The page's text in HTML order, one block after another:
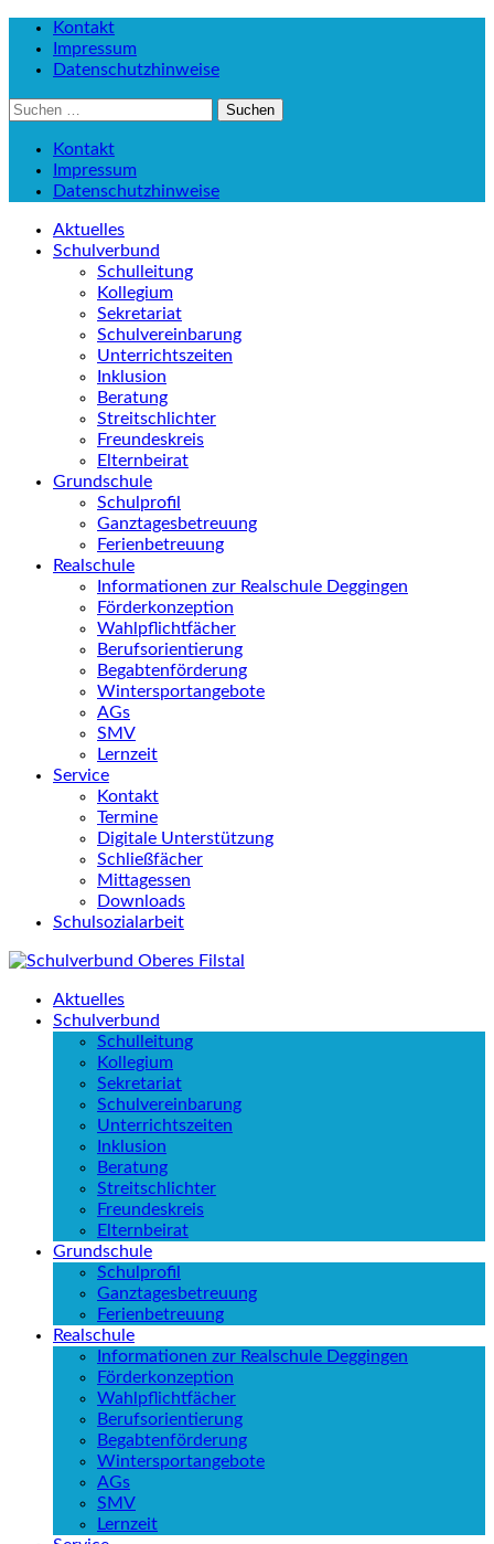
Kontakt
Impressum
Datenschutzhinweise
Suchen
Kontakt
Impressum
Datenschutzhinweise
Aktuelles
Schulverbund
Schulleitung
Kollegium
Sekretariat
Schulvereinbarung
Unterrichtszeiten
Inklusion
Beratung
Streitschlichter
Freundeskreis
Elternbeirat
Grundschule
Schulprofil
Ganztagesbetreuung
Ferienbetreuung
Realschule
Informationen zur Realschule Deggingen
Förderkonzeption
Wahlpflichtfächer
Berufsorientierung
Begabtenförderung
Wintersportangebote
AGs
SMV
Lernzeit
Service
Kontakt
Termine
Digitale Unterstützung
Schließfächer
Mittagessen
Downloads
Schulsozialarbeit
Aktuelles
Schulverbund
Schulleitung
Kollegium
Sekretariat
Schulvereinbarung
Unterrichtszeiten
Inklusion
Beratung
Streitschlichter
Freundeskreis
Elternbeirat
Grundschule
Schulprofil
Ganztagesbetreuung
Ferienbetreuung
Realschule
Informationen zur Realschule Deggingen
Förderkonzeption
Wahlpflichtfächer
Berufsorientierung
Begabtenförderung
Wintersportangebote
AGs
SMV
Lernzeit